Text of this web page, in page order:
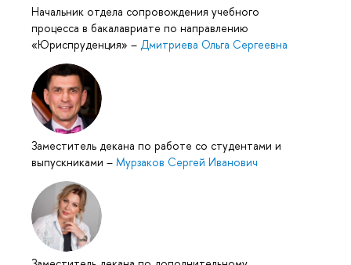
Начальник отдела сопровождения учебного
процесса в бакалавриате по направлению
«Юриспруденция» – Дмитриева Ольга Сергеевна
Заместитель декана по работе со студентами и
выпускниками – Мурзаков Сергей Иванович